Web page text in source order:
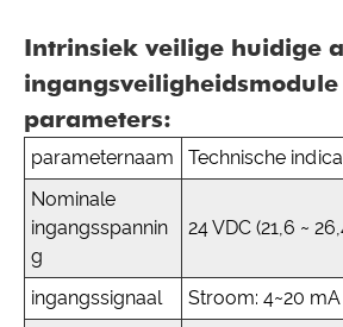
Intrinsiek veilige huidige
ingangsveiligheidsmodule
parameters:
parameternaam
Technische
Nominale
ingangsspannin
g
24 VDC (21,6 ~
ingangssignaal
Stroom: 4~20 mA